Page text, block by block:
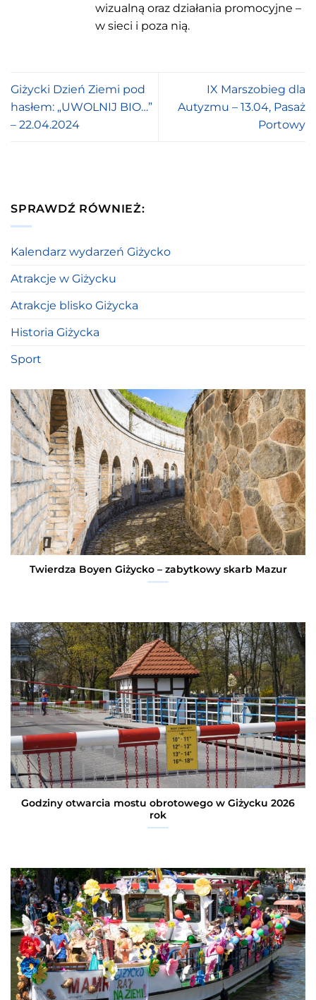
wizualną oraz działania promocyjne –
w sieci i poza nią.
Giżycki Dzień Ziemi pod
hasłem: „UWOLNIJ BIO…”
– 22.04.2024
IX Marszobieg dla
Autyzmu – 13.04, Pasaż
Portowy
SPRAWDŹ RÓWNIEŻ:
Kalendarz wydarzeń Giżycko
Atrakcje w Giżycku
Atrakcje blisko Giżycka
Historia Giżycka
Sport
Twierdza Boyen Giżycko – zabytkowy skarb Mazur
Godziny otwarcia mostu obrotowego w Giżycku 2026
rok